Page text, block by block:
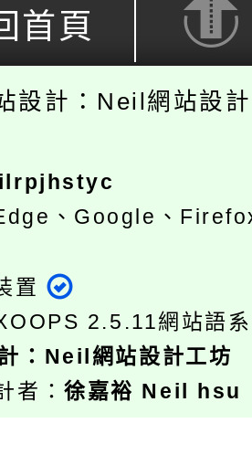
首頁
設計：Neil網站設
、Google、
置
2.5.11網站語
： Neil網站設計工坊
者：徐嘉裕 Neil hsu